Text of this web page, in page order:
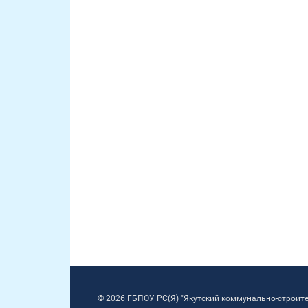
© 2026 ГБПОУ РС(Я) "Якутский коммунально-